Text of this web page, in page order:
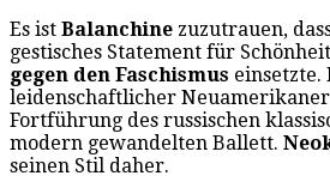
Es ist Balanchine zuzutrauen,
gestisches Statement für
gegen den Faschismus einsetzte.
leidenschaftlicher
Fortführung des russischen
modern gewandelten Ballett.
seinen Stil daher.